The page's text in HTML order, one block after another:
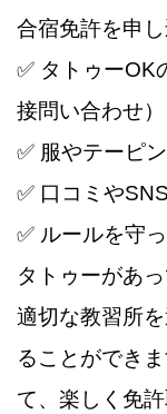
合宿免許を申
✅ タトゥーOK
接問い合わせ）
✅ 服やテーピ
✅ 口コミや
✅ ルールを守
タトゥーがあ
適切な教習所
ることができ
て、楽しく免